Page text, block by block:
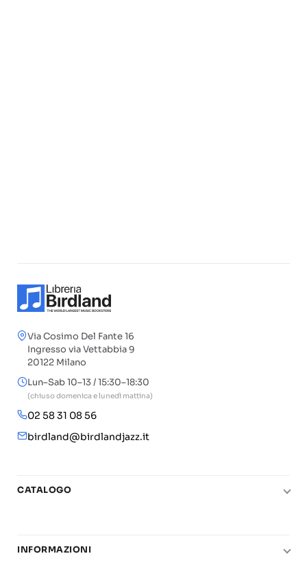
Via Cosimo Del Fante 16
Ingresso via Vettabbia 9
20122 Milano
Lun–Sab 10–13 / 15:30–18:30
(chiuso domenica e lunedì mattina)
02 58 31 08 56
birdland@birdlandjazz.it
CATALOGO
Chitarra
INFORMAZIONI